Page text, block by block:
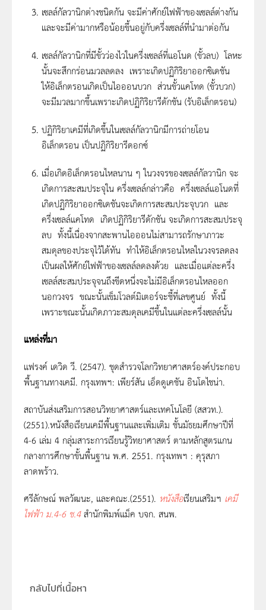
เซลล์กัลวานิกต่างชนิดกัน จะมีค่าศักย์ไฟฟ้าของเซลล์ต่างกัน
และจะมีค่ามากหรือน้อยขึ้นอยู่กับครึ่งเซลล์ที่นำมาต่อกัน
เซลล์กัลวานิกที่มีขั้วว่องไวในครึ่งเซลล์ที่แอโนด (ขั้วลบ) โลหะ
นั้นจะสึกกร่อนมวลลดลง เพราะเกิดปฏิกิริยาออกซิเดชัน
ให้อิเล็กตรอนเกิดเป็นไอออนบวก ส่วนขั้วแคโทด (ขั้วบวก)
จะมีมวลมากขึ้นเพราะเกิดปฏิกิริยารีดักชัน (รับอิเล็กตรอน)
ปฏิกิริยาเคมีที่เกิดขึ้นในเซลล์กัลวานิกมีการถ่ายโอน
อิเล็กตรอน เป็นปฏิกิริยารีดอกซ์
เมื่อเกิดอิเล็กตรอนไหลนาน ๆ ในวงจรของเซลล์กัลวานิก จะ
เกิดการสะสมประจุใน ครึ่งเซลล์กล่าวคือ ครึ่งเซลล์แอโนดที่
เกิดปฏิกิริยาออกซิเดชันจะเกิดการสะสมประจุบวก และ
ครึ่งเซลล์แคโทด เกิดปฏิกิริยารีดักชัน จะเกิดการสะสมประจุ
ลบ ทั้งนี้เนื่องจากสะพานไอออนไม่สามารถรักษาภาวะ
สมดุลของประจุไว้ได้ทัน ทำให้อิเล็กตรอนไหลในวงจรลดลง
เป็นผลให้ศักย์ไฟฟ้าของเซลล์ลดลงด้วย และเมื่อแต่ละครึ่ง
เซลล์สะสมประจุจนถึงขีดหนึ่งจะไม่มีอิเล็กตรอนไหลออก
นอกวงจร ขณะนั้นเข็มโวลต์มิเตอร์จะชี้ที่เลขศูนย์ ทั้งนี้
เพราะขณะนั้นเกิดภาวะสมดุลเคมีขึ้นในแต่ละครึ่งเซลล์นั้น
แหล่งที่มา
แฟรงค์ เดวิด วี. (2547). ชุดสำรวจโลกวิทยาศาสตร์องค์ประกอบ
พื้นฐานทางเคมี. กรุงเทพฯ: เพียร์สัน เอ็ดดูเคชัน อินโดไชน่า.
สถาบันส่งเสริมการสอนวิทยาศาสตร์และเทคโนโลยี (สสวท.).
(2551).หนังสือเรียนเคมีพื้นฐานและเพิ่มเติม ชั้นมัธยมศึกษาปีที่
4-6 เล่ม 4 กลุ่มสาระการเรียนรู้วิทยาศาสตร์ ตามหลักสูตรแกน
กลางการศึกษาขั้นพื้นฐาน พ.ศ. 2551. กรุงเทพฯ : คุรุสภา
ลาดพร้าว.
ศรีลักษณ์ พลวัฒนะ, และคณะ.(2551). หนังสือเรียนเสริมฯ เคมี
ไฟฟ้าม.4-6 ช.4สำนักพิมพ์แม็ค บจก. สนพ.
กลับไปที่เนื้อหา